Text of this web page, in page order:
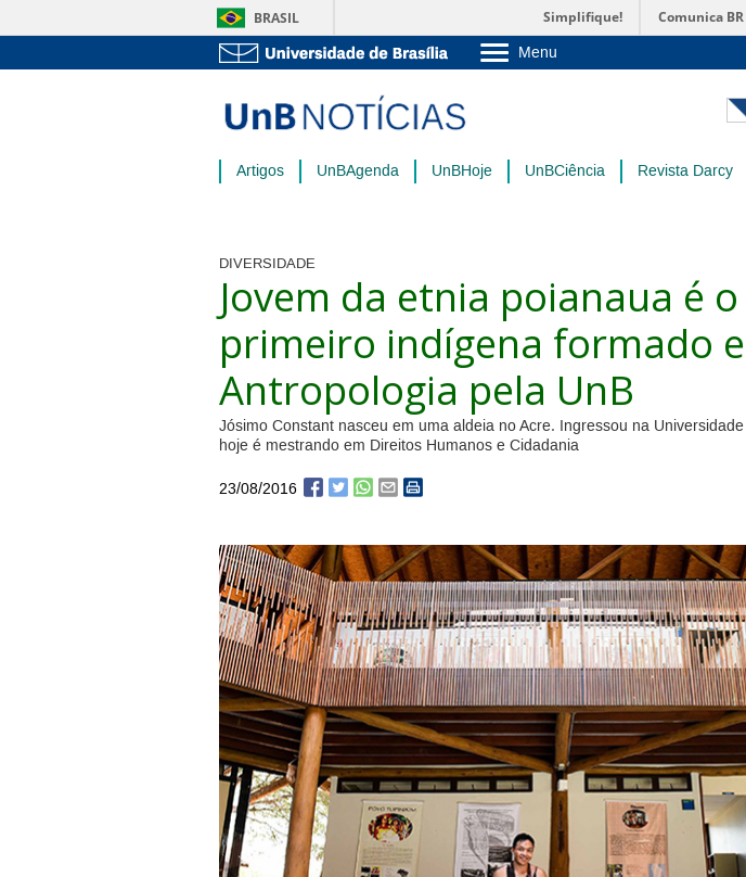
BRASIL Simplifique! Comunica BR
Menu
Pós-Graduação
Administração
Artigos UnBAgenda UnBHoje UnBCiência Revista Darcy
DIVERSIDADE
Jovem da etnia poianaua é o
primeiro indígena formado
Antropologia pela UnB
Jósimo Constant nasceu em uma aldeia no Acre. Ingressou na
hoje é mestrando em Direitos Humanos e Cidadania
23/08/2016